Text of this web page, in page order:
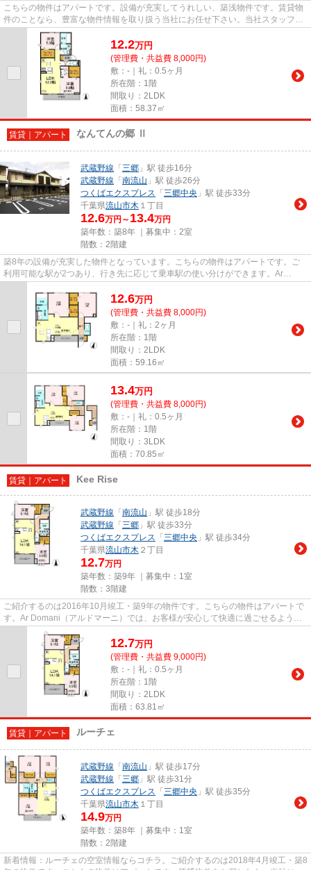
こちらの物件はアパートです。設備が充実してうれしい、築浅物件です。賃貸物
件のことなら、豊富な物件情報を取り扱う当社にお任せ下さい。当社スタッフ
が、お客様のライフスタイルに...
12.2万円
(管理費・共益費 8,000円)
敷：-｜礼：0.5ヶ月
所在階：1階
間取り：2LDK
面積：58.37㎡
賃貸｜アパート なんてんの郷 Ⅱ
武蔵野線 「 三郷 」駅 徒歩16分
武蔵野線 「 南流山 」駅 徒歩26分
つくばエクスプレス 「 三郷中央 」駅 徒歩33分
千葉県流山市木 １丁目
12.6万円～ 13.4万円
築年数：築8年 ｜募集中： 2室
階数：2階建
築8年の設備が充実した物件となっています。こちらの物件はアパートです。ご
利用可能な駅が2つあり、行き先に応じて乗車駅の使い分けができます。Ar
12.6万円
(管理費・共益費 8,000円)
敷：-｜礼：2ヶ月
所在階：1階
間取り：2LDK
面積：59.16㎡
13.4万円
(管理費・共益費 8,000円)
敷：-｜礼：0.5ヶ月
所在階：1階
間取り：3LDK
面積：70.85㎡
賃貸｜アパート Kee Rise
武蔵野線 「 南流山 」駅 徒歩18分
武蔵野線 「 三郷 」駅 徒歩33分
つくばエクスプレス 「 三郷中央 」駅 徒歩34分
千葉県流山市木 ２丁目
12.7万円
築年数：築9年 ｜募集中： 1室
階数：3階建
ご紹介するのは2016年10月竣工・築9年の物件です。こちらの物件はアパートで
す。Ar Domani（アルドマーニ）では、お客様が安心して快適に過ごせるよう、
様々な物件をご紹介しておりま...
12.7万円
(管理費・共益費 9,000円)
敷：-｜礼：0.5ヶ月
所在階：1階
間取り：2LDK
面積：63.81㎡
賃貸｜アパート ルーチェ
武蔵野線 「 南流山 」駅 徒歩17分
武蔵野線 「 三郷 」駅 徒歩31分
つくばエクスプレス 「 三郷中央 」駅 徒歩35分
千葉県流山市木 １丁目
14.9万円
築年数：築8年 ｜募集中： 1室
階数：2階建
新着情報：ルーチェの空室情報ならコチラ。ご紹介するのは2018年4月竣工・築8